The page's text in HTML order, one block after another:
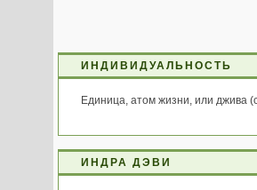
ИНДИВИДУАЛЬНОСТЬ
Единица, атом жизни, или джива
ИНДРА ДЭВИ